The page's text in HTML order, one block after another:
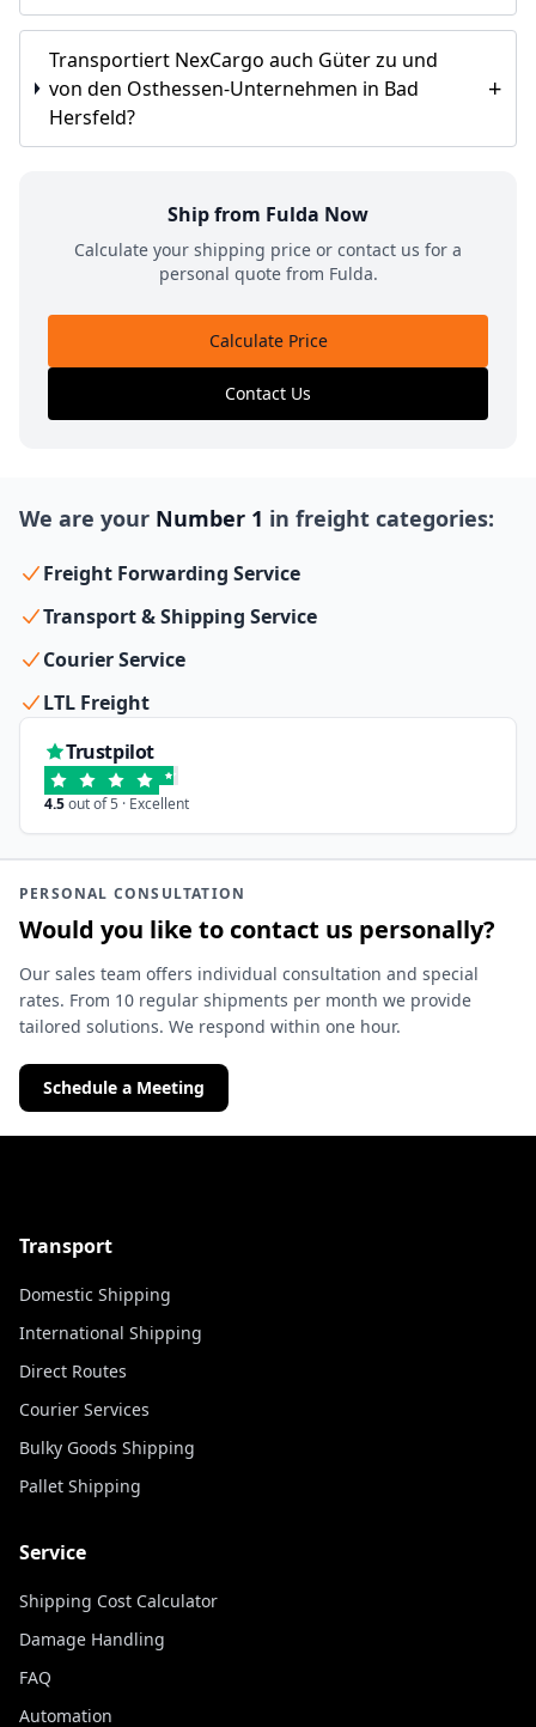
Transportiert NexCargo auch Güter zu und
von den Osthessen-Unternehmen in Bad
Hersfeld?
+
Ship from Fulda Now
Calculate your shipping price or contact us for a
personal quote from Fulda.
Calculate Price
Contact Us
We are your Number 1 in freight categories:
Freight Forwarding Service
Transport & Shipping Service
Courier Service
LTL Freight
Trustpilot
4.5out of 5 · Excellent
PERSONAL CONSULTATION
Would you like to contact us personally?
Our sales team offers individual consultation and special
rates. From 10 regular shipments per month we provide
tailored solutions. We respond within one hour.
Schedule a Meeting
Transport
Domestic Shipping
International Shipping
Direct Routes
Courier Services
Bulky Goods Shipping
Pallet Shipping
Service
Shipping Cost Calculator
Damage Handling
FAQ
Automation